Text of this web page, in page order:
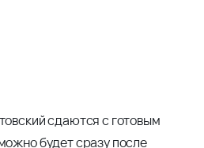
сдаются с готовым
будет сразу после